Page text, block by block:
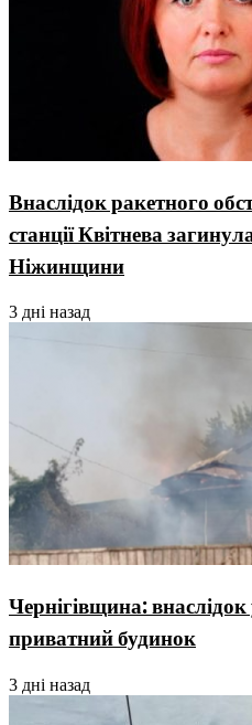
Внаслідок ракетного
станції Квітнева
Ніжинщини
3 дні назад
Чернігівщина: внаслідок
приватний будинок
3 дні назад